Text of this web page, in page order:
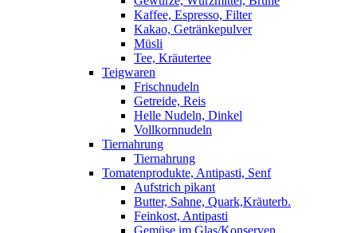
Kaffee, Espresso, Filter
Kakao, Getränkepulver
Müsli
Tee, Kräutertee
Teigwaren
Frischnudeln
Getreide, Reis
Helle Nudeln, Dinkel
Vollkornnudeln
Tiernahrung
Tiernahrung
Tomatenprodukte, Antipasti, Senf
Aufstrich pikant
Butter, Sahne, Quark,Kräuterb.
Feinkost, Antipasti
Gemüse im Glas/Konserven